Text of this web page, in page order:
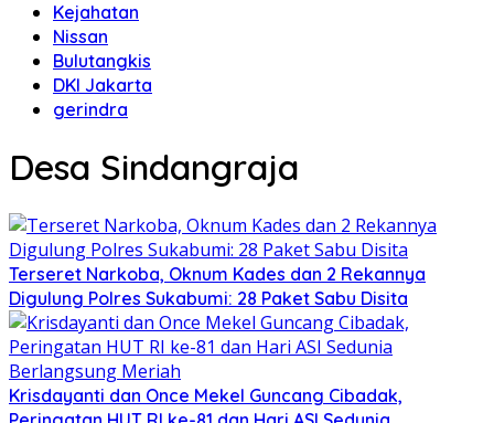
Kejahatan
Nissan
Bulutangkis
DKI Jakarta
gerindra
Desa Sindangraja
Terseret Narkoba, Oknum Kades dan 2 Rekannya
Digulung Polres Sukabumi: 28 Paket Sabu Disita
Krisdayanti dan Once Mekel Guncang Cibadak,